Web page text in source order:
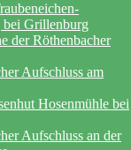
bei Grillenburg
der Röthenbacher
Aufschluss am
Hosenmühle bei
Aufschluss an der